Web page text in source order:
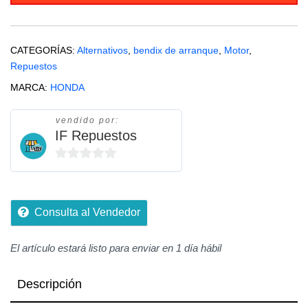
CATEGORÍAS: Alternativos bendix de arranque Motor,
Repuestos
MARCA: HONDA
vendido por:
IF Repuestos
0
5
Consulta al Vendedor
El artículo estará listo para enviar en 1 día hábil
Descripción